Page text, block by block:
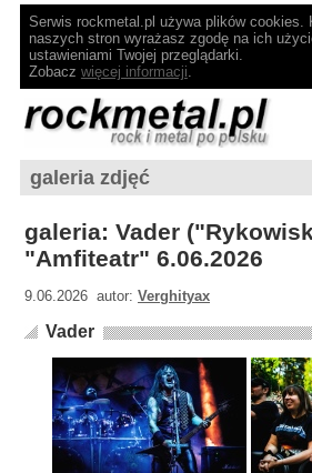
Serwis rockmetal.pl używa plików cookies.
naszych stron wyrażasz zgodę na ich
ustawieniami Twojej przeglądarki.
Zobacz więcej informacji.
galeria zdjęć
galeria: Vader
"Amfiteatr" 6.06.2026
9.06.2026 autor:Verghityax
Vader